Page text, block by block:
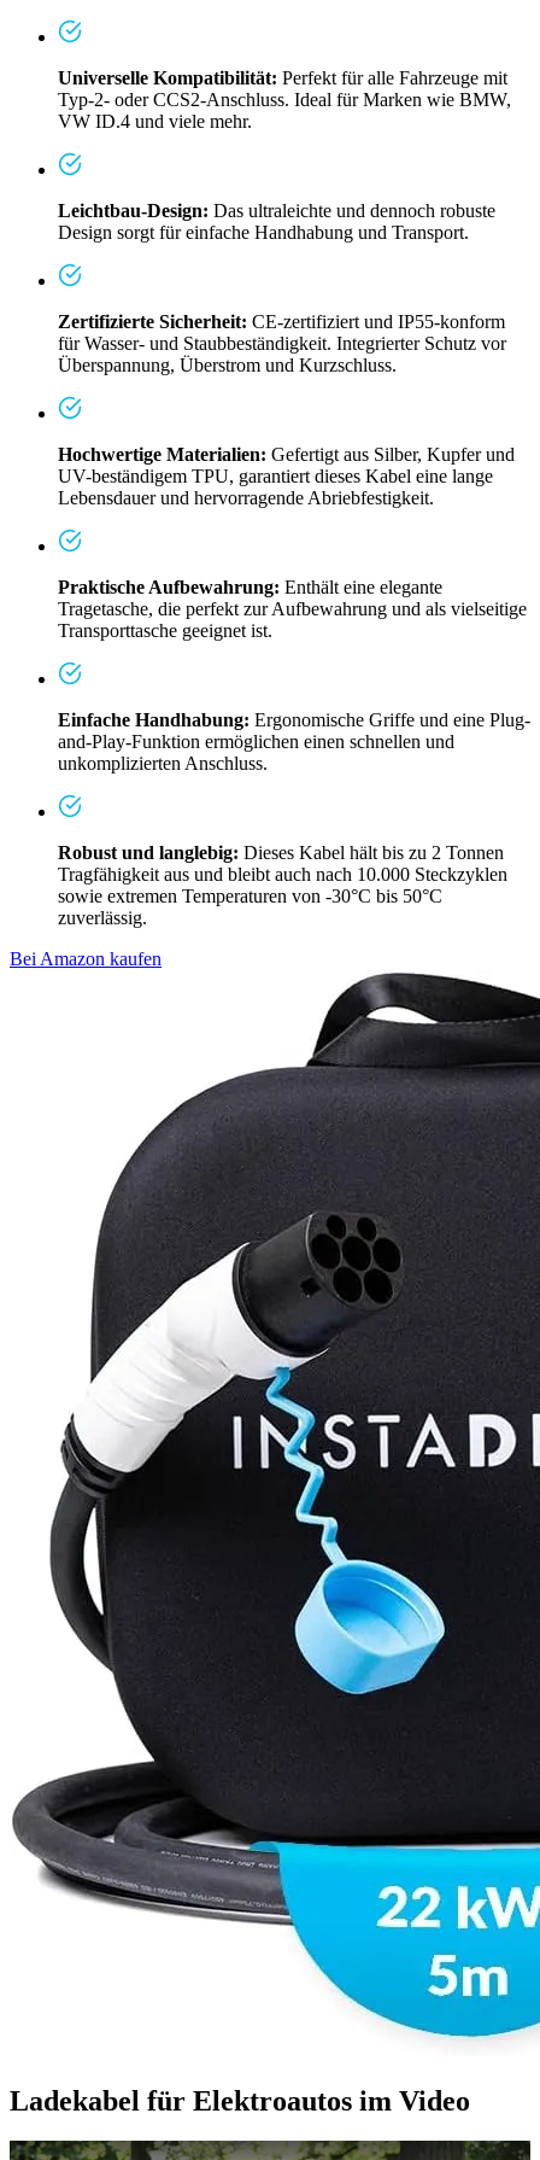
Universelle Kompatibilität: Perfekt für alle Fahrzeuge mit
Typ-2- oder CCS2-Anschluss. Ideal für Marken wie BMW,
VW ID.4 und viele mehr.
Leichtbau-Design: Das ultraleichte und dennoch robuste
Design sorgt für einfache Handhabung und Transport.
Zertifizierte Sicherheit: CE-zertifiziert und IP55-konform
für Wasser- und Staubbeständigkeit. Integrierter Schutz vor
Überspannung, Überstrom und Kurzschluss.
Hochwertige Materialien: Gefertigt aus Silber, Kupfer und
UV-beständigem TPU, garantiert dieses Kabel eine lange
Lebensdauer und hervorragende Abriebfestigkeit.
Praktische Aufbewahrung: Enthält eine elegante
Tragetasche, die perfekt zur Aufbewahrung und als vielseitige
Transporttasche geeignet ist.
Einfache Handhabung: Ergonomische Griffe und eine Plug-
and-Play-Funktion ermöglichen einen schnellen und
unkomplizierten Anschluss.
Robust und langlebig: Dieses Kabel hält bis zu 2 Tonnen
Tragfähigkeit aus und bleibt auch nach 10.000 Steckzyklen
sowie extremen Temperaturen von -30°C bis 50°C
zuverlässig.
Bei Amazon kaufen
Ladekabel für Elektroautos im Video